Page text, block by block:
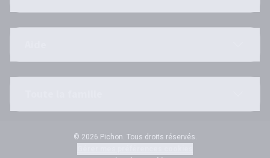
© 2026 Pichon. Tous droits réservés.